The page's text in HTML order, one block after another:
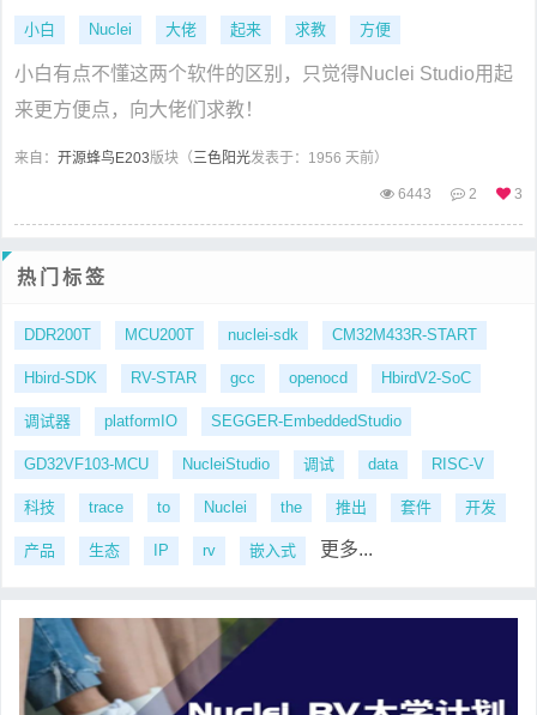
小白 Nuclei 大佬 起来 求教 方便
小白有点不懂这两个软件的区别，只觉得Nuclei Studio用起
来更方便点，向大佬们求教！
来自： 开源蜂鸟E203版块（三色阳光发表于：1956 天前）
6443 2 3
热门标签
DDR200T MCU200T nuclei-sdk CM32M433R-START
Hbird-SDK RV-STAR gcc openocd HbirdV2-SoC
调试器 platformIO SEGGER-EmbeddedStudio
GD32VF103-MCU NucleiStudio 调试 data RISC-V
科技 trace to Nuclei the 推出 套件 开发
产品 生态 IP rv 嵌入式 更多...